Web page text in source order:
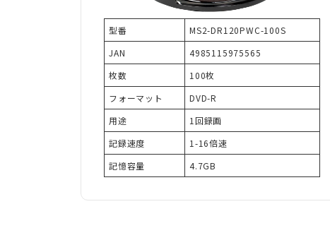
型番
MS2-DR120PWC-100S
JAN
4985115975565
枚数
100枚
フォーマット
DVD-R
用途
1回録画
記録速度
1-16倍速
記憶容量
4.7GB